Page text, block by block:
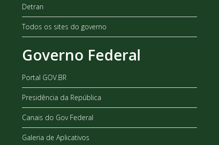
Detran
Todos os sites do governo
Governo Federal
Portal GOV.BR
Presidência da República
Canais do Gov Federal
Galeria de Aplicativos